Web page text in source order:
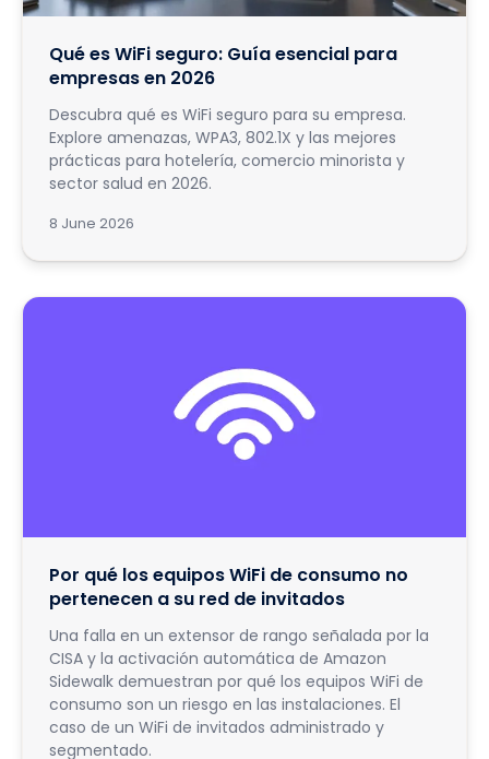
Qué es WiFi seguro: Guía esencial para
empresas en 2026
Descubra qué es WiFi seguro para su empresa.
Explore amenazas, WPA3, 802.1X y las mejores
prácticas para hotelería, comercio minorista y
sector salud en 2026.
8 June 2026
Por qué los equipos WiFi de consumo no
pertenecen a su red de invitados
Una falla en un extensor de rango señalada por la
CISA y la activación automática de Amazon
Sidewalk demuestran por qué los equipos WiFi de
consumo son un riesgo en las instalaciones. El
caso de un WiFi de invitados administrado y
segmentado.